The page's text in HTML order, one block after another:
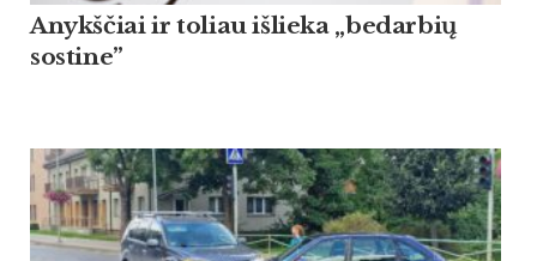
Anykščiai ir toliau išlieka „bedarbių
sostine”